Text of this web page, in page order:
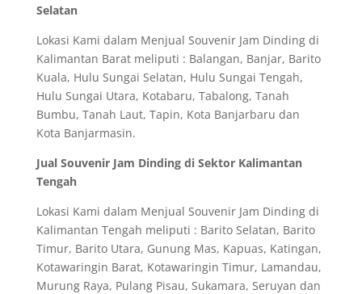
Selatan
Lokasi Kami dalam Menjual Souvenir Jam Dinding di
Kalimantan Barat meliputi : Balangan, Banjar, Barito
Kuala, Hulu Sungai Selatan, Hulu Sungai Tengah,
Hulu Sungai Utara, Kotabaru, Tabalong, Tanah
Bumbu, Tanah Laut, Tapin, Kota Banjarbaru dan
Kota Banjarmasin.
Jual Souvenir Jam Dinding di Sektor Kalimantan
Tengah
Lokasi Kami dalam Menjual Souvenir Jam Dinding di
Kalimantan Tengah meliputi : Barito Selatan, Barito
Timur, Barito Utara, Gunung Mas, Kapuas, Katingan,
Kotawaringin Barat, Kotawaringin Timur, Lamandau,
Murung Raya, Pulang Pisau, Sukamara, Seruyan dan